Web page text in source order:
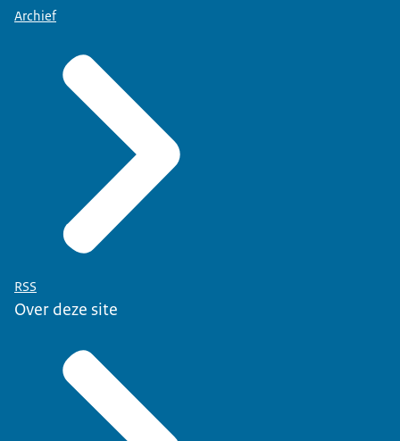
Archief
RSS
Over deze site